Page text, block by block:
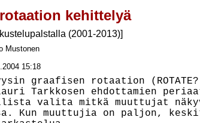
kehittelyä
(2001-2013)]
Mustonen
15:18
graafisen rotaation
Tarkkosen ehdottamien
valita mitkä muuttujat
Kun muuttujia on paljon,